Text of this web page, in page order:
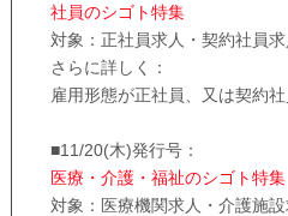
社員のシゴト特集
対象：正社員求人・契約社員
さらに詳しく：
雇用形態が正社員、又は契約
■11/20(木)発行号：
医療・介護・福祉のシゴト特集
対象：医療機関求人・介護施